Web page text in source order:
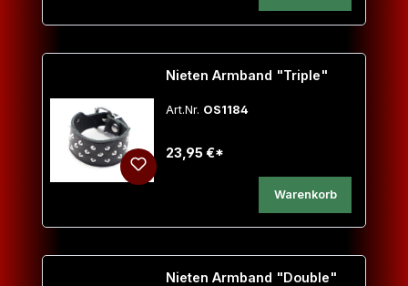
Nieten Armband "Triple"
Art.Nr. OS1184
23,95 €*
Warenkorb
Nieten Armband "Double"